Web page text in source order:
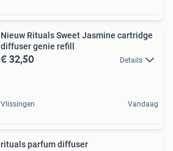
Nieuw Rituals Sweet Jasmine cartridge
diffuser genie refill
€ 32,50 Details
Vlissingen Vandaag
rituals parfum diffuser